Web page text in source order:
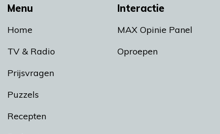
Menu
Home
TV & Radio
Prijsvragen
Puzzels
Recepten
Interactie
MAX Opinie Panel
Oproepen